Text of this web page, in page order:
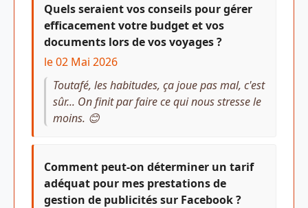
Quels seraient vos conseils pour gérer
efficacement votre budget et vos
documents lors de vos voyages ?
le 02 Mai 2026
Toutafé, les habitudes, ça joue pas mal, c'est
sûr... On finit par faire ce qui nous stresse le
moins. 😊
Comment peut-on déterminer un tarif
adéquat pour mes prestations de
gestion de publicités sur Facebook ?